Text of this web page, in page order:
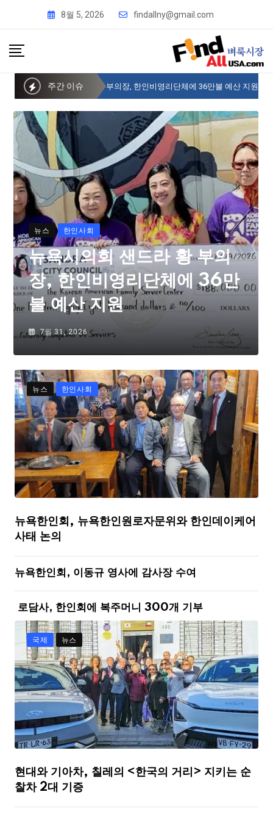
8월 5, 2026 findallny@gmail.com
주간 이슈
뉴욕시의회 샌드라 황 부의장, 한인비영리단체에 36만불 예산 지원
뉴스 한인사회
뉴욕시의회 샌드라 황 부의
장, 한인비영리단체에 36만
불 예산 지원
7월 31, 2026
뉴스 한인사회
뉴욕한인회, 뉴욕한인원로자문위와 한인데이케어
사태 논의
뉴욕한인회, 이동규 영사에 감사장 수여
로담사, 한인회에 복주머니 300개 기부
국제 뉴스
현대와 기아차, 칠레의 <한국의 거리> 지키는 순
찰차 2대 기증